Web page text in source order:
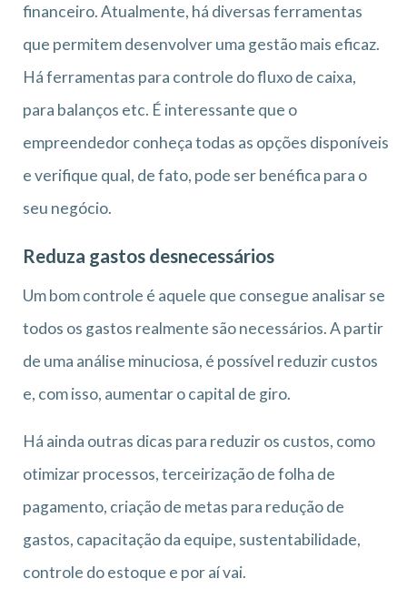
financeiro. Atualmente, há diversas ferramentas
que permitem desenvolver uma gestão mais eficaz.
Há ferramentas para controle do fluxo de caixa,
para balanços etc. É interessante que o
empreendedor conheça todas as opções disponíveis
e verifique qual, de fato, pode ser benéfica para o
seu negócio.
Reduza gastos desnecessários
Um bom controle é aquele que consegue analisar se
todos os gastos realmente são necessários. A partir
de uma análise minuciosa, é possível reduzir custos
e, com isso, aumentar o capital de giro.
Há ainda outras dicas para reduzir os custos, como
otimizar processos, terceirização de folha de
pagamento, criação de metas para redução de
gastos, capacitação da equipe, sustentabilidade,
controle do estoque e por aí vai.